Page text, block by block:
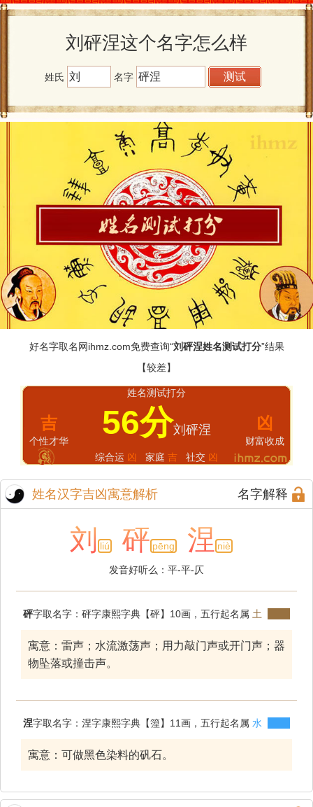
刘砰涅这个名字怎么样
姓氏 名字
好名字取名网ihmz.com免费查询“刘砰涅姓名测试打分”结果
【较差】
吉
个性才华
姓名测试打分
56分刘砰涅
综合运 凶 家庭 吉 社交 凶
凶
财富收成
姓名汉字吉凶寓意解析 名字解释
刘 liú 砰 pēng 涅 niè
发音好听么：平-平-仄
砰字取名字：砰字康熙字典【砰】10画，五行起名属 土
寓意：雷声；水流激荡声；用力敲门声或开门声；器
物坠落或撞击声。
涅字取名字：涅字康熙字典【篞】11画，五行起名属 水
寓意：可做黑色染料的矾石。